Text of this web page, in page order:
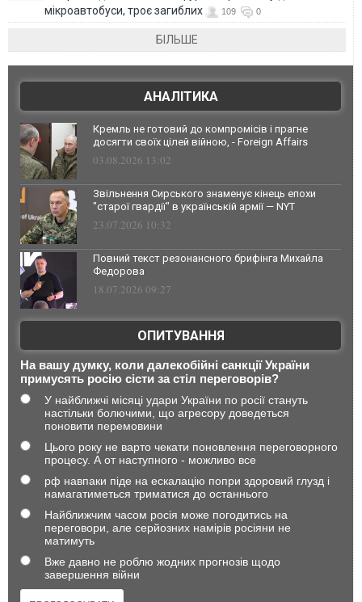
мікроавтобуси, троє загиблих
109 0
БІЛЬШЕ
АНАЛІТИКА
Кремль не готовий до компромісів і прагне
досягти своїх цілей війною, - Foreign Affairs
03.08.2026 13:02
Звільнення Сирського знаменує кінець епохи
"старої гвардії" в українській армії — NYT
23.07.2026 10:32
Повний текст резонансного брифінга Михайла
Федорова
18.07.2026 09:27
ОПИТУВАННЯ
На вашу думку, коли далекобійні санкції України
примусять росію сісти за стіл переговорів?
У найближчі місяці удари України по росії стануть
настільки болючими, що агресору доведеться
поновити перемовини
Цього року не варто чекати поновлення переговорного
процесу. А от наступного - можливо все
рф навпаки піде на ескалацію попри здоровий глузд і
намагатиметься триматися до останнього
Найближчим часом росія може погодитись на
переговори, але серйозних намірів росіяни не
матимуть
Вже давно не роблю жодних прогнозів щодо
завершення війни